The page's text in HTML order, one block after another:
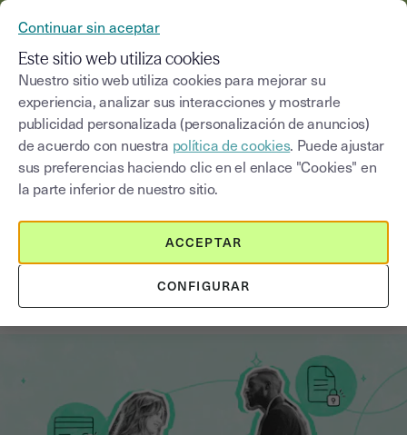
Blog
Seleccionar una categoría Saisissez un terme
Firma electrónica de un mandato
SEPA
Continuar sin aceptar
Este sitio web utiliza cookies
Nuestro sitio web utiliza cookies para mejorar su
experiencia, analizar sus interacciones y mostrarle
publicidad personalizada (personalización de anuncios)
de acuerdo con nuestra política de cookies. Puede ajustar
sus preferencias haciendo clic en el enlace "Cookies" en
la parte inferior de nuestro sitio.
CONFIGURAR
ACCEPTAR